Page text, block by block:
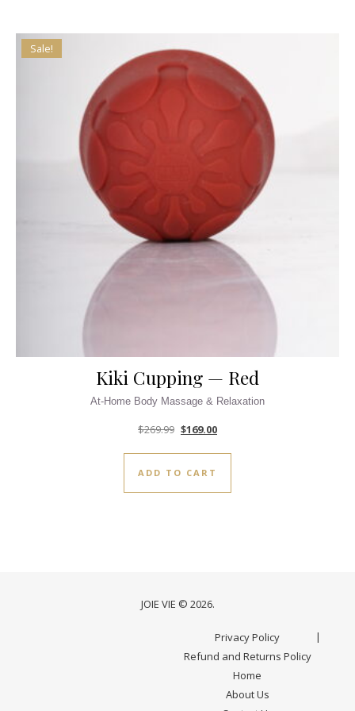
Sale!
Kiki Cupping — Red
$269.99 Original price was: $269.99.
$169.00Current price is: $169.00.
ADD TO CART
JOIE VIE © 2026.
Privacy Policy
Refund and Returns Policy
Home
About Us